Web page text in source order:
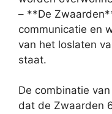
– **De
communicatie en
van het loslaten
staat.
De combinatie
dat de Zwaarden